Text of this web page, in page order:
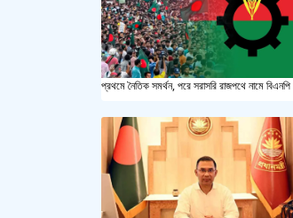
প্রথমে নৈতিক সমর্থন, পরে সরাসরি রাজপথে নামে বিএনপি